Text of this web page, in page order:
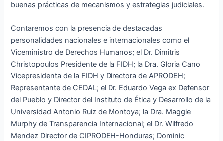
buenas prácticas de mecanismos y estrategias judiciales.
Contaremos con la presencia de destacadas
personalidades nacionales e internacionales como el
Viceministro de Derechos Humanos; el Dr. Dimitris
Christopoulos Presidente de la FIDH; la Dra. Gloria Cano
Vicepresidenta de la FIDH y Directora de APRODEH;
Representante de CEDAL; el Dr. Eduardo Vega ex Defensor
del Pueblo y Director del Instituto de Ética y Desarrollo de la
Universidad Antonio Ruiz de Montoya; la Dra. Maggie
Murphy de Transparencia Internacional; el Dr. Wilfredo
Mendez Director de CIPRODEH-Honduras; Dominic